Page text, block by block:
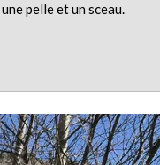
pelle et un sceau.